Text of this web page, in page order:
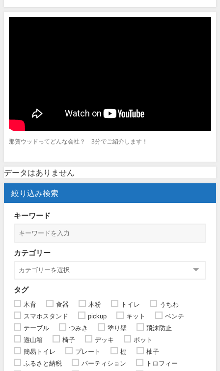
那賀ウッドってどんな会社？ 3分でご紹介します！
データはありません
絞り込み検索
キーワード
カテゴリー
タグ
木育 食器 木粉 トイレ
うちわ
スマホスタンド
pickup キット
ベンチ
テーブル
つみき 塗り壁
飛沫防止
遊山箱
椅子 デッキ
ポット
簡易トイレ
プレート 棚
柚子
ふるさと納税
パーティション
トロフィー